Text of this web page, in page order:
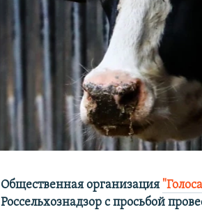
Общественная организация
Россельхознадзор с просьбой